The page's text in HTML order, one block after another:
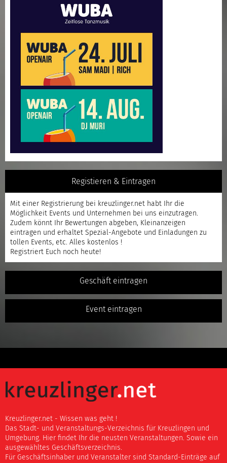
Registieren & Eintragen
Mit einer Registrierung bei kreuzlinger.net habt Ihr die
Möglichkeit Events und Unternehmen bei uns einzutragen.
Zudem könnt Ihr Bewertungen abgeben, Kleinanzeigen
eintragen und erhaltet Spezial-Angebote und Einladungen zu
tollen Events, etc. Alles kostenlos !
Registriert Euch noch heute!
Geschäft eintragen
Event eintragen
Kreuzlinger.net - Wissen was geht !
Das Stadt- und Veranstaltungs-Verzeichnis für Kreuzlingen und
Umgebung. Hier findet Ihr die neusten Veranstaltungen. Sowie ein
ausgewähltes Geschäftsverzeichnis.
Für Geschäftsinhaber und Veranstalter sind Standard-Einträge auf